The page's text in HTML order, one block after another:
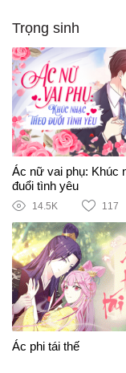
Trọng sinh
Ác nữ vai phụ: Khúc
đuổi tình yêu
14.5K 117
Ác phi tái thế